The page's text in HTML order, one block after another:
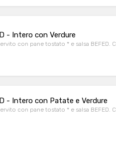
- Intero con Verdure
con pane tostato * e salsa
- Intero con Patate e Verdure
con pane tostato * e salsa